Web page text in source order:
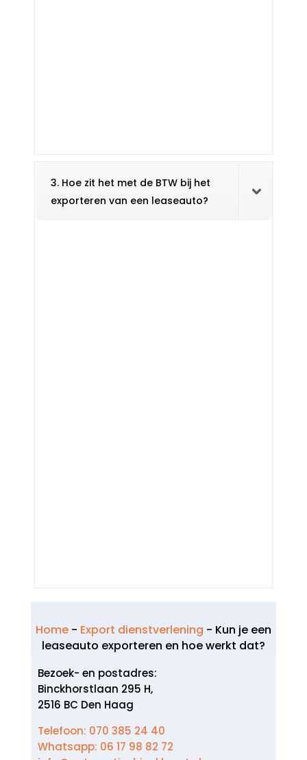
3. Hoe zit het met de BTW bij het
exporteren van een leaseauto?
Home- Export dienstverlening - Kun je een
leaseauto exporteren en hoe werkt dat?
Bezoek- en postadres:
Binckhorstlaan 295 H,
2516 BC Den Haag
Telefoon: 070 385 24 40
Whatsapp: 06 17 98 82 72